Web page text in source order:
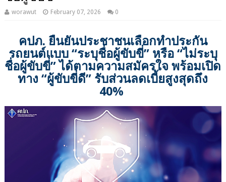
worawut February 07, 2026 0
คปภ. ยืนยันประชาชนเลือกทำประกัน
รถยนต์แบบ “ระบุชื่อผู้ขับขี่” หรือ “ไม่ระบุ
ชื่อผู้ขับขี่” ได้ตามความสมัครใจ พร้อมเปิด
ทาง “ผู้ขับขี่ดี” รับส่วนลดเบี้ยสูงสุดถึง
40%